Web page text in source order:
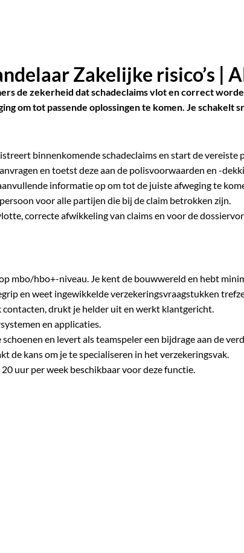
Zakelijke risico’s |
de zekerheid dat schadeclaims vlot en correct
om tot passende oplossingen te komen. Je
binnenkomende schadeclaims en start de vereiste
en toetst deze aan de polisvoorwaarden en -
informatie op om tot de juiste afweging te
voor alle partijen die bij de claim betrokken zijn.
correcte afwikkeling van claims en voor de
mbo/hbo+-niveau. Je kent de bouwwereld en hebt
en weet ingewikkelde verzekeringsvraagstukken
contacten, drukt je helder uit en werkt klantgericht.
en applicaties.
schoenen en levert als teamspeler een bijdrage aan de
de kans om je te specialiseren in het verzekeringsvak.
uur per week beschikbaar voor deze functie.